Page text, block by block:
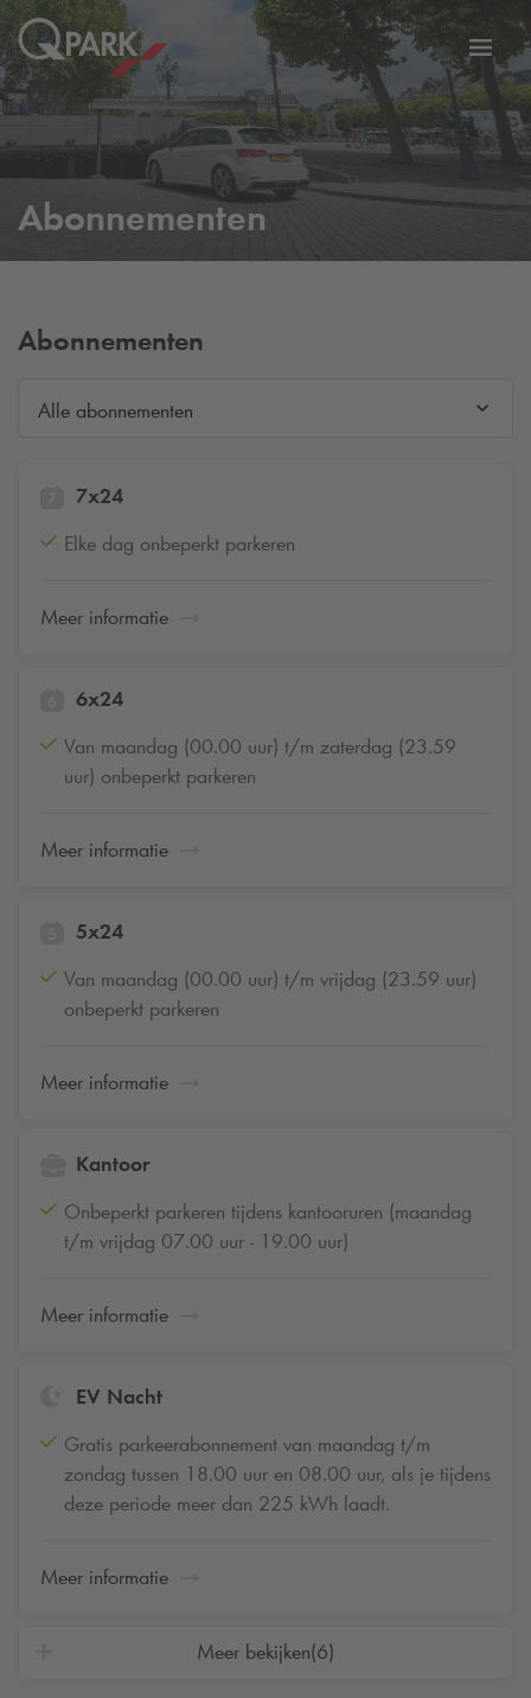
Abonnementen
Abonnementen
Alle abonnementen
7x24
Elke dag onbeperkt parkeren
Meer informatie
6x24
Van maandag (00.00 uur) t/m zaterdag (23.59
uur) onbeperkt parkeren
Meer informatie
5x24
Van maandag (00.00 uur) t/m vrijdag (23.59 uur)
onbeperkt parkeren
Meer informatie
Kantoor
Onbeperkt parkeren tijdens kantooruren (maandag
t/m vrijdag 07.00 uur - 19.00 uur)
Meer informatie
EV Nacht
Gratis parkeerabonnement van maandag t/m
zondag tussen 18.00 uur en 08.00 uur, als je tijdens
deze periode meer dan 225 kWh laadt.
Meer informatie
Meer bekijken(6)